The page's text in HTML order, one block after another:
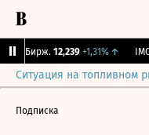
CNY Бирж. 12,239 +1,31%↑
Ситуация на топливном
Подписка